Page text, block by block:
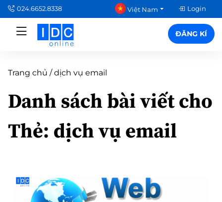
024.6652.8338 Việt Nam Login
ĐĂNG KÍ
Trang chủ /dịch vụ email
Danh sách bài viết cho
Thẻ: dịch vụ email